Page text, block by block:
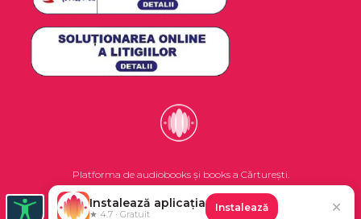
Platforma de audiobooks și books a Cărturești.
©2026 Nemo EPG SRL. Toate drepturile rezervate.
Instalează aplicația
★ 4.7 · Gratuit
Instalează ✕